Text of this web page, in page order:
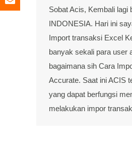
Sobat Acis, Kembali lagi
INDONESIA. Hari ini
Import transaksi Excel
banyak sekali para user
bagaimana sih Cara
Accurate. Saat ini ACIS
yang dapat berfungsi
melakukan impor